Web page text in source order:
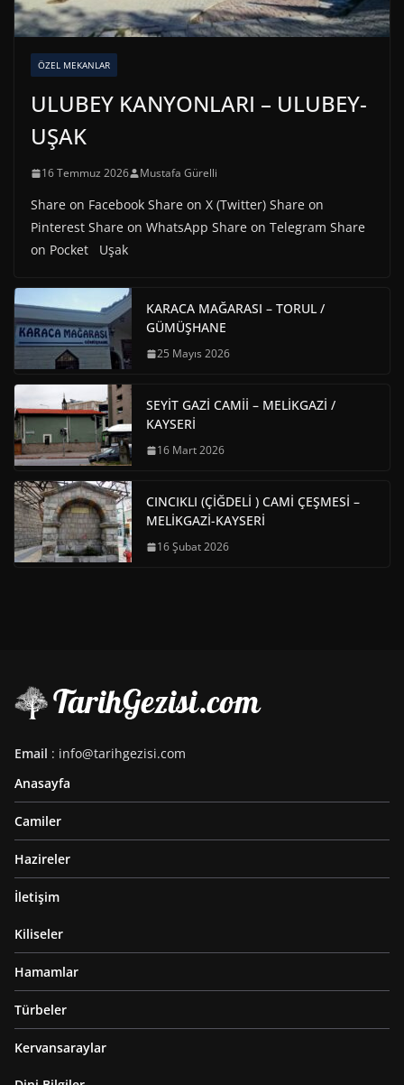
ÖZEL MEKANLAR
ULUBEY KANYONLARI – ULUBEY-
UŞAK
16 Temmuz 2026 Mustafa Gürelli
Share on Facebook Share on X (Twitter) Share on
Pinterest Share on WhatsApp Share on Telegram Share
on Pocket Uşak
KARACA MAĞARASI – TORUL /
GÜMÜŞHANE
25 Mayıs 2026
SEYİT GAZİ CAMİİ – MELİKGAZİ /
KAYSERİ
16 Mart 2026
CINCIKLI (ÇİĞDELİ ) CAMİ ÇEŞMESİ –
MELİKGAZİ-KAYSERİ
16 Şubat 2026
Email : info@tarihgezisi.com
Anasayfa
Camiler
Hazireler
İletişim
Kiliseler
Hamamlar
Türbeler
Kervansaraylar